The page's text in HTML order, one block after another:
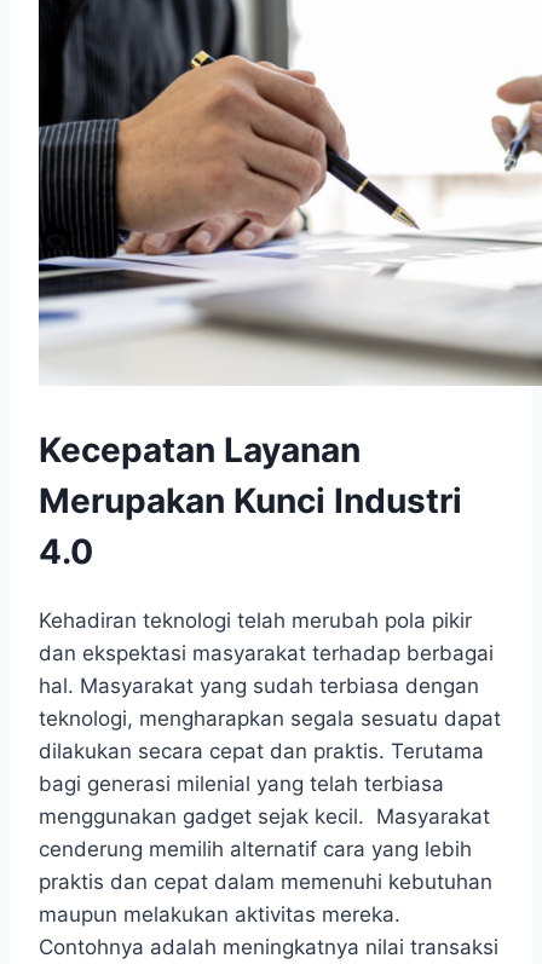
Kecepatan Layanan
Merupakan Kunci Industri
4.0
Kehadiran teknologi telah merubah pola pikir
dan ekspektasi masyarakat terhadap berbagai
hal. Masyarakat yang sudah terbiasa dengan
teknologi, mengharapkan segala sesuatu dapat
dilakukan secara cepat dan praktis. Terutama
bagi generasi milenial yang telah terbiasa
menggunakan gadget sejak kecil. Masyarakat
cenderung memilih alternatif cara yang lebih
praktis dan cepat dalam memenuhi kebutuhan
maupun melakukan aktivitas mereka.
Contohnya adalah meningkatnya nilai transaksi